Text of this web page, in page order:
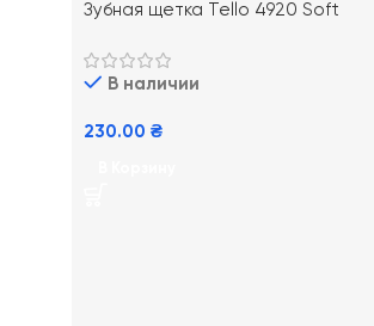
Зубная щетка Tello 4920 Soft
В наличии
230.00 ₴